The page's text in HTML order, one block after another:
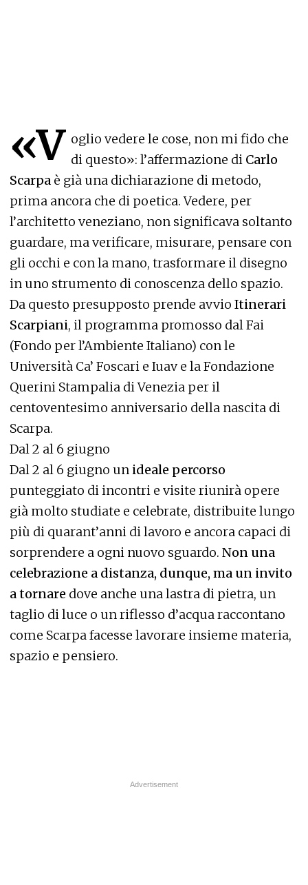
«V oglio vedere le cose, non mi fido che
di questo»: l’affermazione di Carlo
Scarpa è già una dichiarazione di metodo,
prima ancora che di poetica. Vedere, per
l’architetto veneziano, non significava soltanto
guardare, ma verificare, misurare, pensare con
gli occhi e con la mano, trasformare il disegno
in uno strumento di conoscenza dello spazio.
Da questo presupposto prende avvio Itinerari
Scarpiani, il programma promosso dal Fai
(Fondo per l’Ambiente Italiano) con le
Università Ca’ Foscari e Iuav e la Fondazione
Querini Stampalia di Venezia per il
centoventesimo anniversario della nascita di
Scarpa.
Dal 2 al 6 giugno
Dal 2 al 6 giugno un ideale percorso
punteggiato di incontri e visite riunirà opere
già molto studiate e celebrate, distribuite lungo
più di quarant’anni di lavoro e ancora capaci di
sorprendere a ogni nuovo sguardo. Non una
celebrazione a distanza, dunque, ma un invito
a tornare dove anche una lastra di pietra, un
taglio di luce o un riflesso d’acqua raccontano
come Scarpa facesse lavorare insieme materia,
spazio e pensiero.